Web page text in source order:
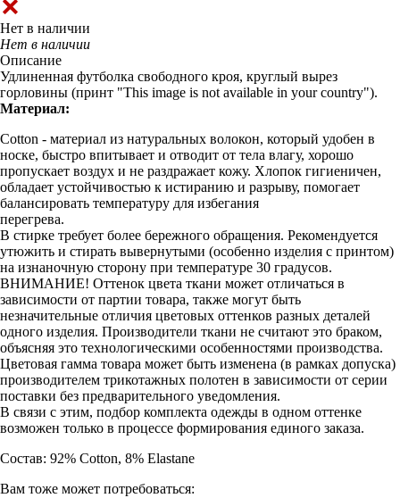
Нет в наличии
Нет в наличии
Описание
Удлиненная футболка свободного кроя, круглый вырез
горловины (принт "This image is not available in your country").
Материал:
Cotton - материал из натуральных волокон, который удобен в
носке, быстро впитывает и отводит от тела влагу, хорошо
пропускает воздух и не раздражает кожу. Хлопок гигиеничен,
обладает устойчивостью к истиранию и разрыву, помогает
балансировать температуру для избегания
перегрева.
В стирке требует более бережного обращения. Рекомендуется
утюжить и стирать вывернутыми (особенно изделия с принтом)
на изнаночную сторону при температуре 30 градусов.
ВНИМАНИЕ! Оттенок цвета ткани может отличаться в
зависимости от партии товара, также могут быть
незначительные отличия цветовых оттенков разных деталей
одного изделия. Производители ткани не считают это браком,
объясняя это технологическими особенностями производства.
Цветовая гамма товара может быть изменена (в рамках допуска)
производителем трикотажных полотен в зависимости от серии
поставки без предварительного уведомления.
В связи с этим, подбор комплекта одежды в одном оттенке
возможен только в процессе формирования единого заказа.
Состав: 92% Cotton, 8% Elastane
Вам тоже может потребоваться: